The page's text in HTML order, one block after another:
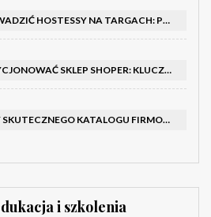
JAK SKUTECZNIE PROWADZIĆ HOSTESSY NA TARGACH: PORADNIK I SZKOLENIA
JAK SKUTECZNIE POZYCJONOWAĆ SKLEP SHOPER: KLUCZOWE KROKI I STRATEGIE
KLUCZOWE ELEMENTY SKUTECZNEGO KATALOGU FIRMOWEGO I BROSZURY
i szkolenia